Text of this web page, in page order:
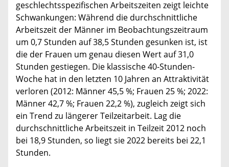
geschlechtsspezifischen Arbeitszeiten zeigt leichte
Schwankungen: Während die durchschnittliche
Arbeitszeit der Männer im Beobachtungszeitraum
um 0,7 Stunden auf 38,5 Stunden gesunken ist, ist
die der Frauen um genau diesen Wert auf 31,0
Stunden gestiegen. Die klassische 40-Stunden-
Woche hat in den letzten 10 Jahren an Attraktivität
verloren (2012: Männer 45,5 %; Frauen 25 %; 2022:
Männer 42,7 %; Frauen 22,2 %), zugleich zeigt sich
ein Trend zu längerer Teilzeitarbeit. Lag die
durchschnittliche Arbeitszeit in Teilzeit 2012 noch
bei 18,9 Stunden, so liegt sie 2022 bereits bei 22,1
Stunden.